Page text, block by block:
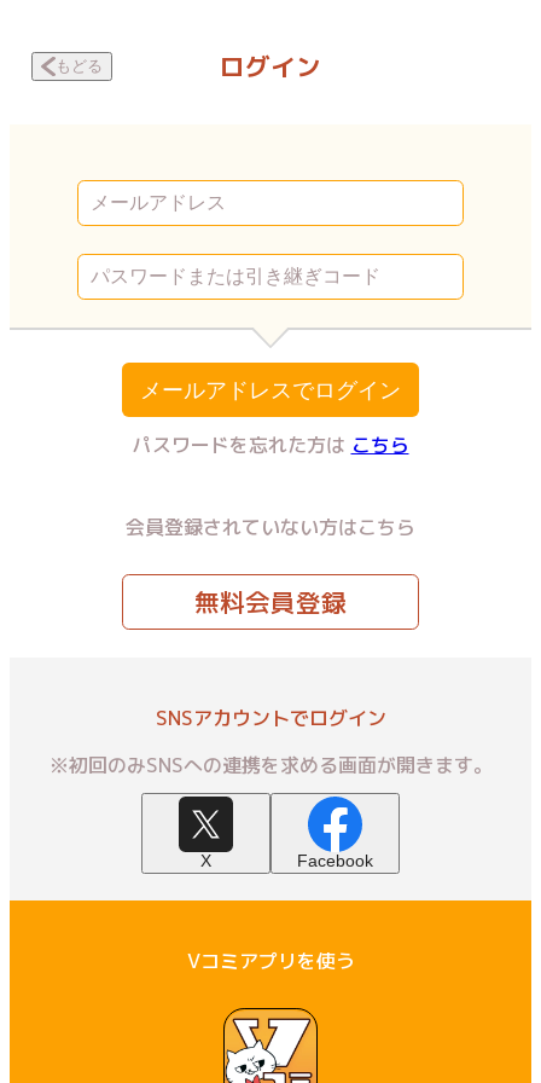
もどる ログイン
メールアドレスでログイン
パスワードを忘れた方は こちら
会員登録されていない方はこちら
無料会員登録
SNSアカウントでログイン
※初回のみSNSへの連携を求める画面が開きます。
X Facebook
Vコミアプリを使う